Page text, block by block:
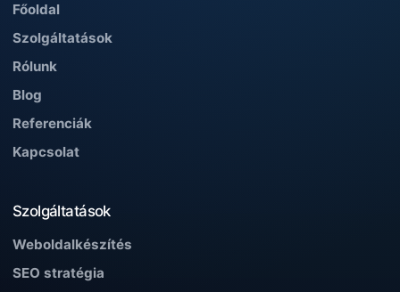
Főoldal
Szolgáltatások
Rólunk
Blog
Referenciák
Kapcsolat
Szolgáltatások
Weboldalkészítés
SEO stratégia